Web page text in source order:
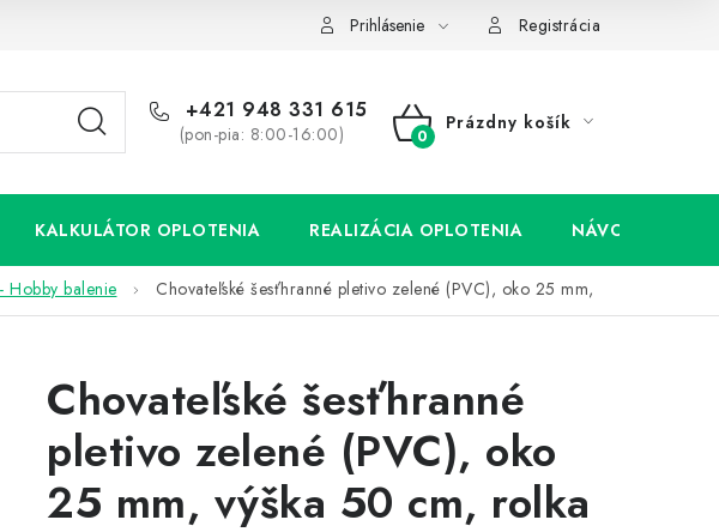
cookies Prihlásenie Registrácia
+421 948 331 615
(pon-pia: 8:00-16:00)
NÁKUPNÝ
Prázdny košík
KALKULÁTOR OPLOTENIA REALIZÁCIA OPLOTENIA NÁVODY
Hobby balenie
Chovateľské šesťhranné pletivo zelené (PVC), oko 25 mm,
Chovateľské šesťhranné
pletivo zelené (PVC), oko
25 mm, výška 50 cm, rolka